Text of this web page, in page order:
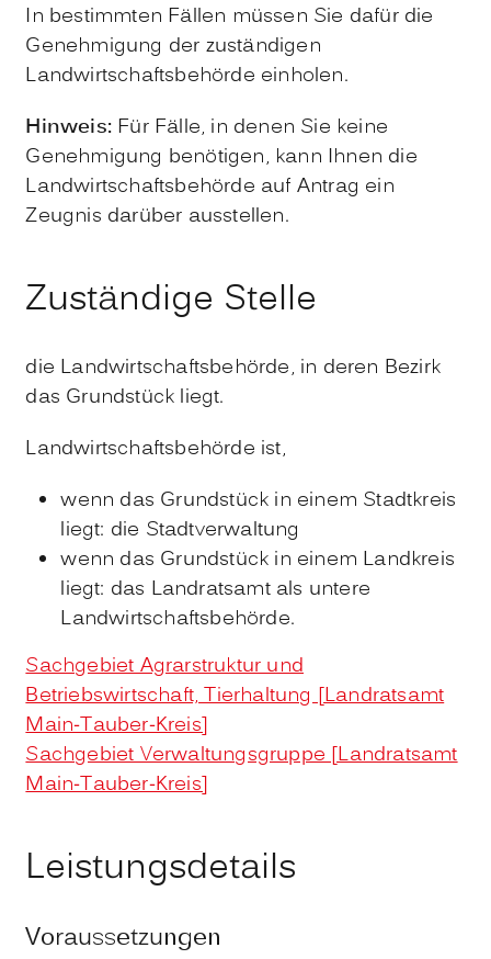
In bestimmten Fällen müssen Sie dafür die
Genehmigung der zuständigen
Landwirtschaftsbehörde einholen.
Hinweis: Für Fälle, in denen Sie keine
Genehmigung benötigen, kann Ihnen die
Landwirtschaftsbehörde auf Antrag ein
Zeugnis darüber ausstellen.
Zuständige Stelle
die Landwirtschaftsbehörde, in deren Bezirk
das Grundstück liegt.
Landwirtschaftsbehörde ist,
wenn das Grundstück in einem Stadtkreis
liegt: die Stadtverwaltung
wenn das Grundstück in einem Landkreis
liegt: das Landratsamt als untere
Landwirtschaftsbehörde.
Sachgebiet Agrarstruktur und
Betriebswirtschaft, Tierhaltung [Landratsamt
Main-Tauber-Kreis]
Sachgebiet Verwaltungsgruppe [Landratsamt
Main-Tauber-Kreis]
Leistungsdetails
Voraussetzungen